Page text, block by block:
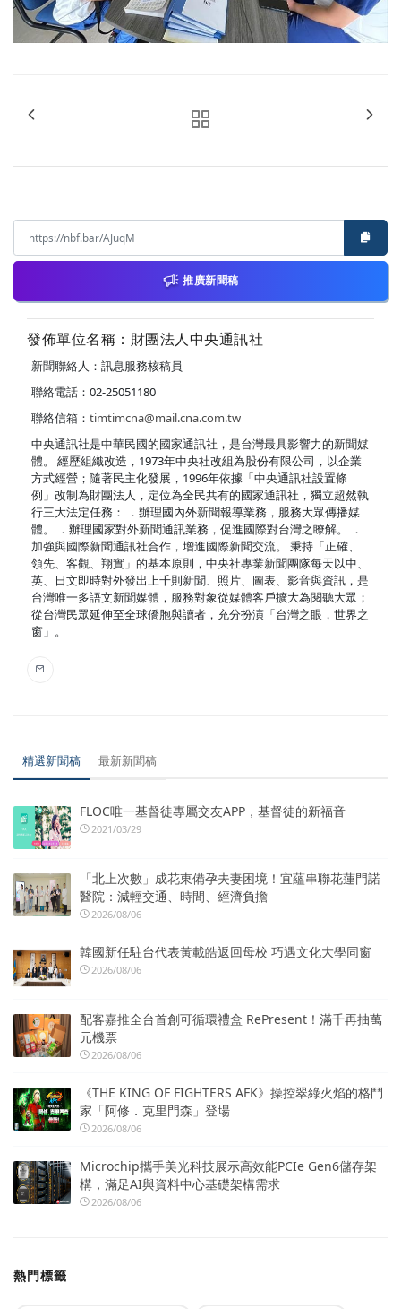
推廣新聞稿
發佈單位名稱：財團法人中央通訊社
新聞聯絡人：訊息服務核稿員
聯絡電話：02-25051180
聯絡信箱： timtimcna@mail.cna.com.tw
中央通訊社是中華民國的國家通訊社，是台灣最具影響力的新聞媒
體。 經歷組織改造，1973年中央社改組為股份有限公司，以企業
方式經營；隨著民主化發展，1996年依據「中央通訊社設置條
例」改制為財團法人，定位為全民共有的國家通訊社，獨立超然執
行三大法定任務： ．辦理國內外新聞報導業務，服務大眾傳播媒
體。 ．辦理國家對外新聞通訊業務，促進國際對台灣之瞭解。 ．
加強與國際新聞通訊社合作，增進國際新聞交流。 秉持「正確、
領先、客觀、翔實」的基本原則，中央社專業新聞團隊每天以中、
英、日文即時對外發出上千則新聞、照片、圖表、影音與資訊，是
台灣唯一多語文新聞媒體，服務對象從媒體客戶擴大為閱聽大眾；
從台灣民眾延伸至全球僑胞與讀者，充分扮演「台灣之眼，世界之
窗」。
精選新聞稿 最新新聞稿
FLOC唯一基督徒專屬交友APP，基督徒的新福音
2021/03/29
「北上次數」成花東備孕夫妻困境！宜蘊串聯花蓮門諾
醫院：減輕交通、時間、經濟負擔
2026/08/06
韓國新任駐台代表黃載皓返回母校 巧遇文化大學同窗
2026/08/06
配客嘉推全台首創可循環禮盒 RePresent！滿千再抽萬
元機票
2026/08/06
《THE KING OF FIGHTERS AFK》操控翠綠火焰的格鬥
家「阿修．克里門森」登場
2026/08/06
Microchip攜手美光科技展示高效能PCIe Gen6儲存架
構，滿足AI與資料中心基礎架構需求
2026/08/06
熱門標籤